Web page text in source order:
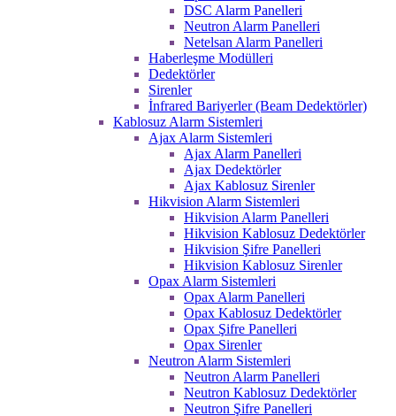
DSC Alarm Panelleri
Neutron Alarm Panelleri
Netelsan Alarm Panelleri
Haberleşme Modülleri
Dedektörler
Sirenler
İnfrared Bariyerler (Beam Dedektörler)
Kablosuz Alarm Sistemleri
Ajax Alarm Sistemleri
Ajax Alarm Panelleri
Ajax Dedektörler
Ajax Kablosuz Sirenler
Hikvision Alarm Sistemleri
Hikvision Alarm Panelleri
Hikvision Kablosuz Dedektörler
Hikvision Şifre Panelleri
Hikvision Kablosuz Sirenler
Opax Alarm Sistemleri
Opax Alarm Panelleri
Opax Kablosuz Dedektörler
Opax Şifre Panelleri
Opax Sirenler
Neutron Alarm Sistemleri
Neutron Alarm Panelleri
Neutron Kablosuz Dedektörler
Neutron Şifre Panelleri